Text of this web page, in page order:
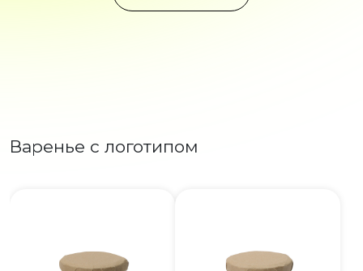
Варенье с логотипом